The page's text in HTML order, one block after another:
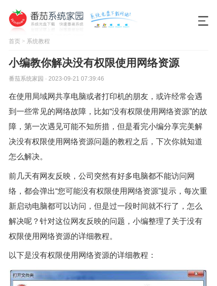
首页> 系统教程
小编教你解决没有权限使用网络资源
番茄系统家园 · 2023-09-21 07:39:46
在使用局域网共享电脑或者打印机的朋友，或许经常会遇
到一些常见的网络故障，比如“没有权限使用网络资源”的故
障，第一次遇见可能不知所措，但是看完小编分享完美解
决没有权限使用网络资源问题的教程之后，下次你就知道
怎么解决。
前几天有网友反映，公司突然有好多电脑都不能访问网
络，都会弹出“您可能没有权限使用网络资源”提示，每次重
新启动电脑都可以访问，但是过一段时间就不行了，怎么
解决呢？针对这位网友反映的问题，小编整理了关于没有
权限使用网络资源的详细教程。
以下是没有权限使用网络资源的详细教程：